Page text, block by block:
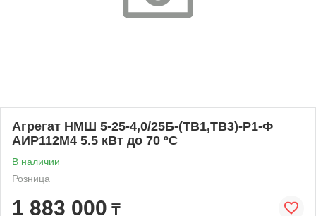
Агрегат НMШ 5-25-4,0/25Б-(ТВ1,ТВ3)-Р1-Ф
АИР112M4 5.5 кВт до 70 ºС
В наличии
Розница
1 883 000 ₸